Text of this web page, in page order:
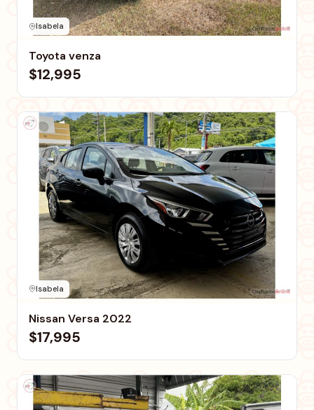
Isabela
Toyota venza
$12,995
Isabela
Nissan Versa 2022
$17,995